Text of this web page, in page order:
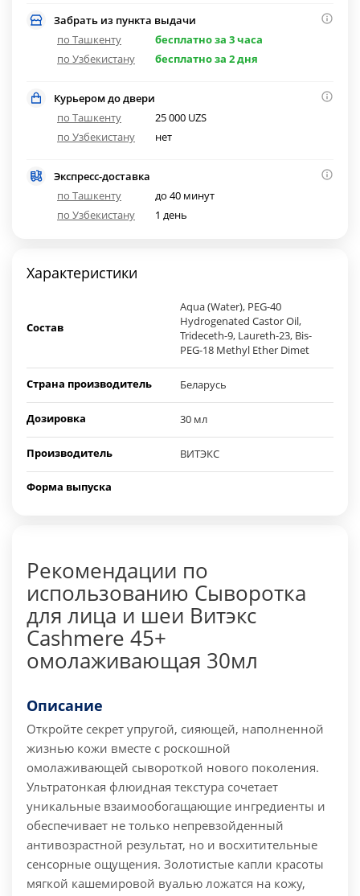
Забрать из пункта выдачи
по Ташкенту
бесплатно за 3 часа
по Узбекистану
бесплатно за 2 дня
Курьером до двери
по Ташкенту
25 000 UZS
по Узбекистану
нет
Экспресс-доставка
по Ташкенту
до 40 минут
по Узбекистану
1 день
Характеристики
Состав
Aqua (Water), PEG-40
Hydrogenated Castor Oil,
Trideceth-9, Laureth-23, Bis-
PEG-18 Methyl Ether Dimet
Страна производитель Беларусь
Дозировка 30 мл
Производитель ВИТЭКС
Форма выпуска
Рекомендации по
использованию Сыворотка
для лица и шеи Витэкс
Cashmere 45+
омолаживающая 30мл
Описание
Откройте секрет упругой, сияющей, наполненной
жизнью кожи вместе с роскошной
омолаживающей сывороткой нового поколения.
Ультратонкая флюидная текстура сочетает
уникальные взаимообогащающие ингредиенты и
обеспечивает не только непревзойденный
антивозрастной результат, но и восхитительные
сенсорные ощущения. Золотистые капли красоты
мягкой кашемировой вуалью ложатся на кожу,